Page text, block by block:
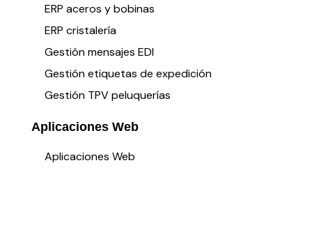
ERP aceros y bobinas
ERP cristalería
Gestión mensajes EDI
Gestión etiquetas de expedición
Gestión TPV peluquerías
Aplicaciones Web
Aplicaciones Web